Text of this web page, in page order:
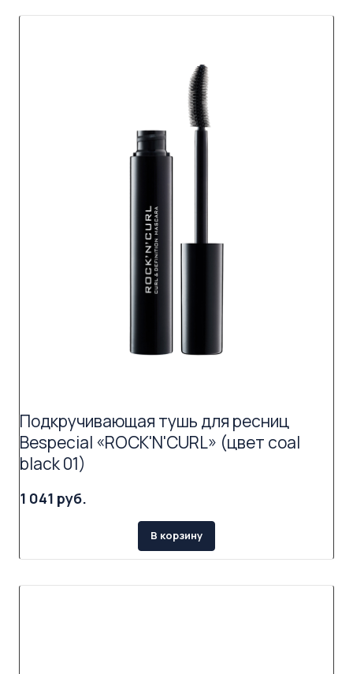
Подкручивающая тушь для ресниц
Bespecial «ROCK'N'CURL» (цвет coal
black 01)
1 041 руб.
В корзину